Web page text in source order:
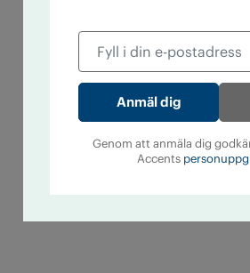
Genom att anmäla dig
Accents